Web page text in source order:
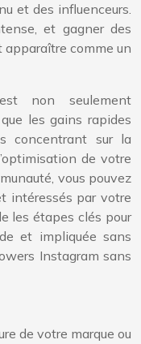
et des influenceurs.
et gagner des
apparaître comme un
non seulement
les gains rapides
concentrant sur la
de votre
vous pouvez
intéressés par votre
les étapes clés pour
et impliquée sans
Instagram sans
de votre marque ou